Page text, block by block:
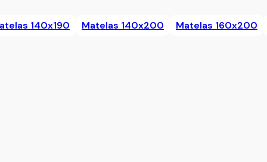
140x190 Matelas 140x200 Matelas 160x200